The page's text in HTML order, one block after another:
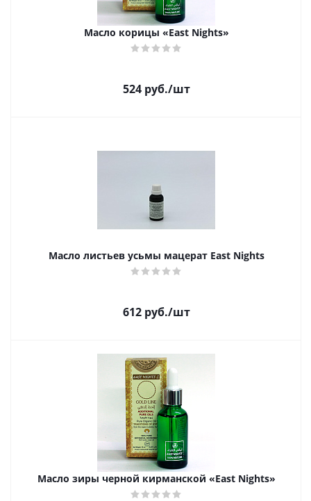
Масло корицы «East Nights»
524руб./шт
Масло листьев усьмы мацерат East Nights
612руб./шт
Масло зиры черной кирманской «East Nights»